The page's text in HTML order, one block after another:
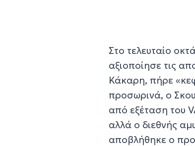
Στο τελευταίο
αξιοποίησε τις
Κάκαρη, πήρε
προσωρινά, ο
από εξέταση του
αλλά ο διεθνής
αποβλήθηκε ο